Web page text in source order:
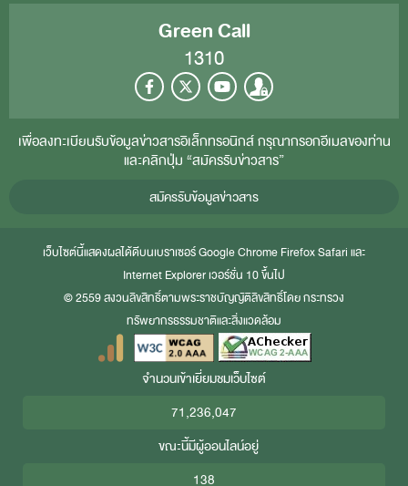
Green Call
1310
เพื่อลงทะเบียนรับข้อมูลข่าวสารอิเล็กทรอนิกส์ กรุณากรอกอีเมลของท่าน
และคลิกปุ่ม “สมัครรับข่าวสาร”
สมัครรับข้อมูลข่าวสาร
เว็บไซต์นี้แสดงผลได้ดีบนเบราเซอร์Google Chrome FirefoxSafari และ
Internet Explorer เวอร์ชั่น 10 ขึ้นไป
© 2559 สงวนลิขสิทธิ์ตามพระราชบัญญัติลิขสิทธิ์โดย กระทรวง
ทรัพยากรธรรมชาติและสิ่งแวดล้อม
จำนวนเข้าเยี่ยมชมเว็บไซต์
71,236,047
ขณะนี้มีผู้ออนไลน์อยู่
138